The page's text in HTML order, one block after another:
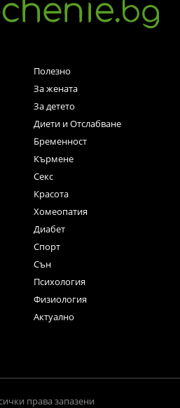
Полезно
За жената
За детето
Диети и Отслабване
Бременност
Кърмене
Секс
Красота
Хомеопатия
Диабет
Спорт
Сън
Психология
Физиология
Актуално
права запазени